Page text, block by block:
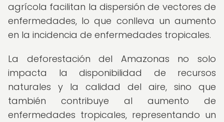
agrícola facilitan la dispersión de vectores de
enfermedades, lo que conlleva un aumento
en la incidencia de enfermedades tropicales.
La deforestación del Amazonas no solo
impacta la disponibilidad de recursos
naturales y la calidad del aire, sino que
también contribuye al aumento de
enfermedades tropicales, representando un